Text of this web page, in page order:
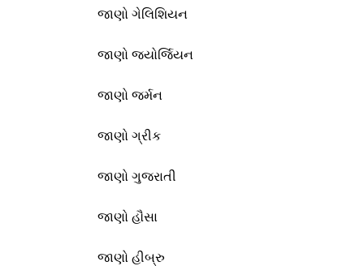
જાણો ગેલિશિયન
જાણો જ્યોર્જિયન
જાણો જર્મન
જાણો ગ્રીક
જાણો ગુજરાતી
જાણો હૌસા
જાણો હીબ્રુ